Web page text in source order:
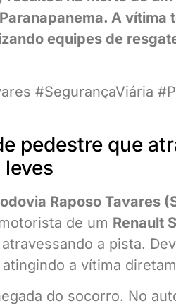
A vítima
equipes de
#SegurançaViária
pedestre que
Raposo Tavares
de um Renault
a pista.
a vítima
do socorro. No